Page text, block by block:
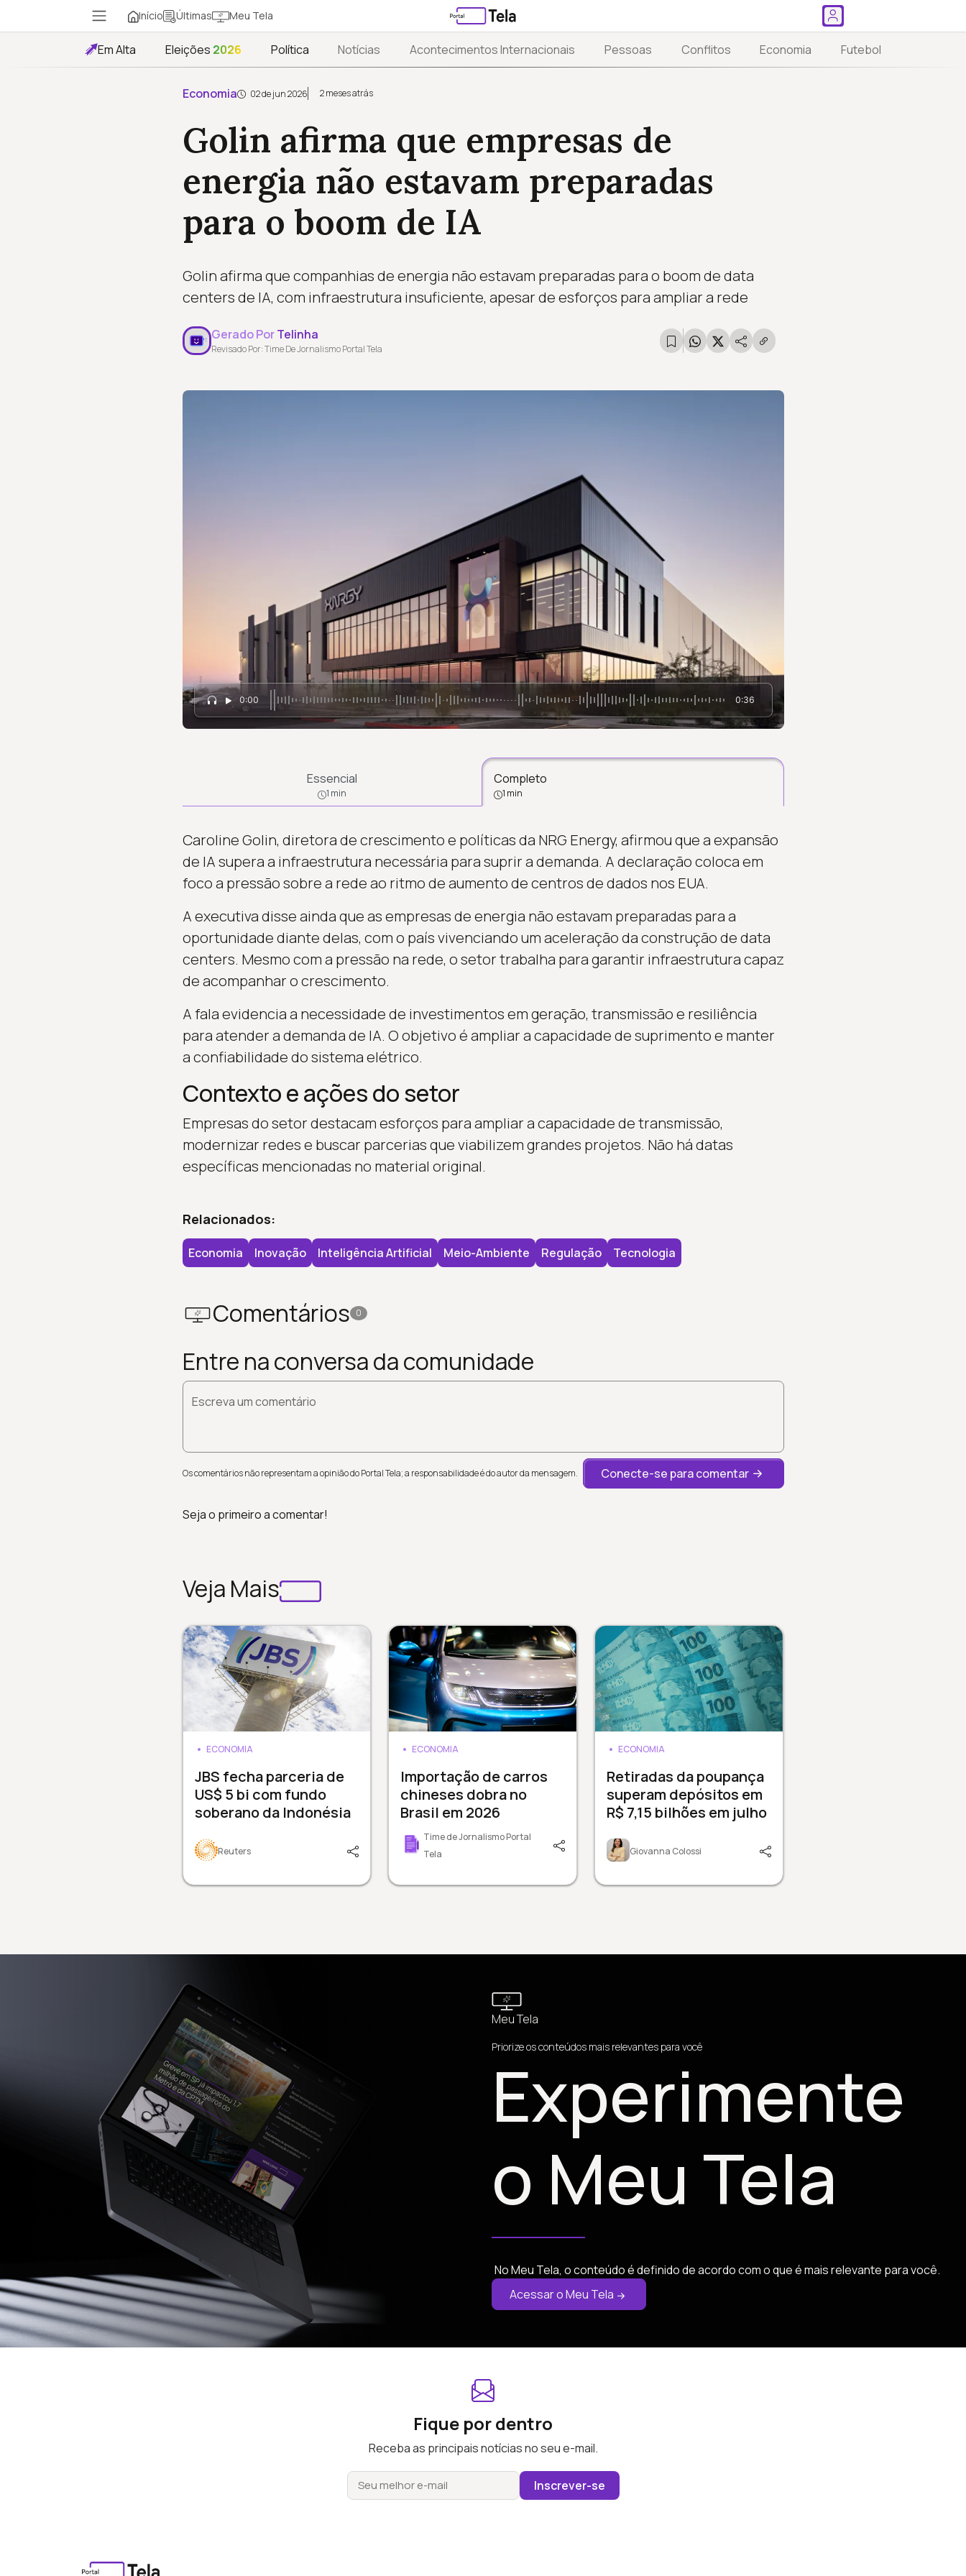
Início Últimas Meu Tela
Em Alta Eleições 2026 Política Notícias Acontecimentos Internacionais Pessoas Conflitos Economia Futebol
Economia 02 de jun 2026 2 meses atrás
Golin afirma que empresas de
energia não estavam preparadas
para o boom de IA
Golin afirma que companhias de energia não estavam preparadas para o boom de data
centers de IA, com infraestrutura insuficiente, apesar de esforços para ampliar a rede
Gerado PorTelinha
Revisado Por: Time De Jornalismo Portal Tela
0:00 0:36
Essencial
1 min
Completo
1 min
Caroline Golin, diretora de crescimento e políticas da NRG Energy, afirmou que a expansão
de IA supera a infraestrutura necessária para suprir a demanda. A declaração coloca em
foco a pressão sobre a rede ao ritmo de aumento de centros de dados nos EUA.
A executiva disse ainda que as empresas de energia não estavam preparadas para a
oportunidade diante delas, com o país vivenciando um aceleração da construção de data
centers. Mesmo com a pressão na rede, o setor trabalha para garantir infraestrutura capaz
de acompanhar o crescimento.
A fala evidencia a necessidade de investimentos em geração, transmissão e resiliência
para atender a demanda de IA. O objetivo é ampliar a capacidade de suprimento e manter
a confiabilidade do sistema elétrico.
Contexto e ações do setor
Empresas do setor destacam esforços para ampliar a capacidade de transmissão,
modernizar redes e buscar parcerias que viabilizem grandes projetos. Não há datas
específicas mencionadas no material original.
Relacionados:
Economia Inovação Inteligência Artificial Meio-Ambiente Regulação Tecnologia
Comentários 0
Entre na conversa da comunidade
Escreva um comentário
Os comentários não representam a opinião do Portal Tela; a responsabilidade é do autor da mensagem. Conecte-se para comentar
Seja o primeiro a comentar!
Veja Mais
ECONOMIA
JBS fecha parceria de
US$ 5 bi com fundo
soberano da Indonésia
Reuters
ECONOMIA
Importação de carros
chineses dobra no
Brasil em 2026
Time de Jornalismo Portal
Tela
ECONOMIA
Retiradas da poupança
superam depósitos em
R$ 7,15 bilhões em julho
Giovanna Colossi
Meu Tela
Priorize os conteúdos mais relevantes para você
Experimente
o Meu Tela
No Meu Tela, o conteúdo é definido de acordo com o que é mais relevante para você.
Acessar o Meu Tela
Fique por dentro
Receba as principais notícias no seu e-mail.
Inscrever-se